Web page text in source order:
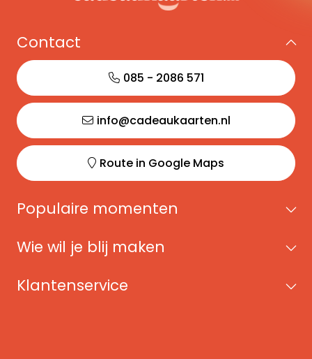
Contact
085 - 2086 571
info@cadeaukaarten.nl
Route in Google Maps
Populaire momenten
Wie wil je blij maken
Klantenservice